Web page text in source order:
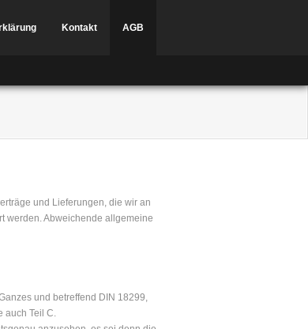
Kontakt AGB
und Lieferungen, die wir an
werden. Abweichende allgemeine
und betreffend DIN 18299,
auch Teil C.